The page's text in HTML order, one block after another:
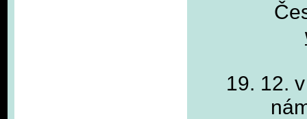
19. 12.